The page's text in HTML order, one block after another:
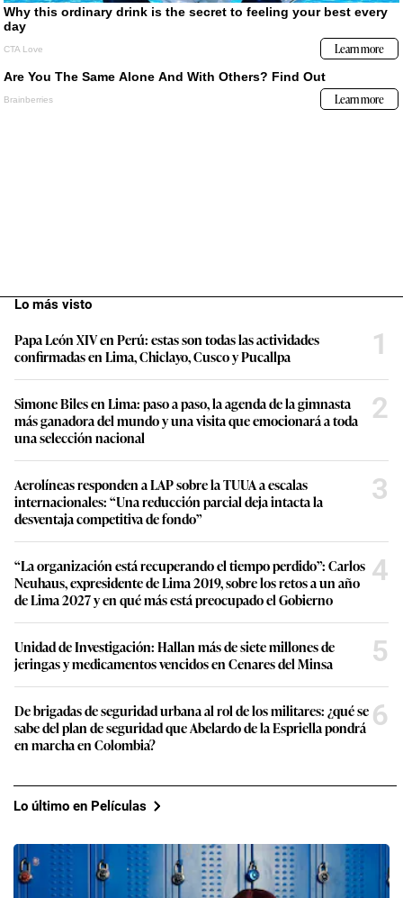
Lo más visto
Papa León XIV en Perú: estas son todas las actividades
confirmadas en Lima, Chiclayo, Cusco y Pucallpa
1
Simone Biles en Lima: paso a paso, la agenda de la gimnasta
más ganadora del mundo y una visita que emocionará a toda
una selección nacional
2
Aerolíneas responden a LAP sobre la TUUA a escalas
internacionales: “Una reducción parcial deja intacta la
desventaja competitiva de fondo”
3
“La organización está recuperando el tiempo perdido”: Carlos
Neuhaus, expresidente de Lima 2019, sobre los retos a un año
de Lima 2027 y en qué más está preocupado el Gobierno
4
Unidad de Investigación: Hallan más de siete millones de
jeringas y medicamentos vencidos en Cenares del Minsa
5
De brigadas de seguridad urbana al rol de los militares: ¿qué se
sabe del plan de seguridad que Abelardo de la Espriella pondrá
en marcha en Colombia?
6
Lo último en Películas